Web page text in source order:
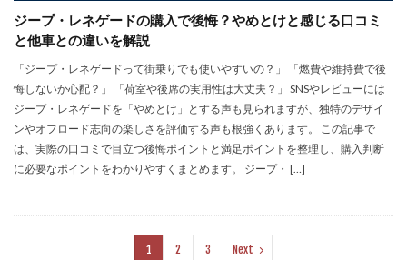
ジープ・レネゲードの購入で後悔？やめとけと感じる口コミ
と他車との違いを解説
「ジープ・レネゲードって街乗りでも使いやすいの？」 「燃費や維持費で後
悔しないか心配？」 「荷室や後席の実用性は大丈夫？」 SNSやレビューには
ジープ・レネゲードを「やめとけ」とする声も見られますが、独特のデザイ
ンやオフロード志向の楽しさを評価する声も根強くあります。 この記事で
は、実際の口コミで目立つ後悔ポイントと満足ポイントを整理し、購入判断
に必要なポイントをわかりやすくまとめます。 ジープ・ […]
1 2 3 Next